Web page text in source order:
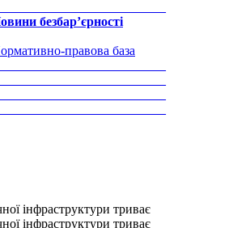
безбар’єрності
правова база
інфраструктури триває
інфраструктури триває